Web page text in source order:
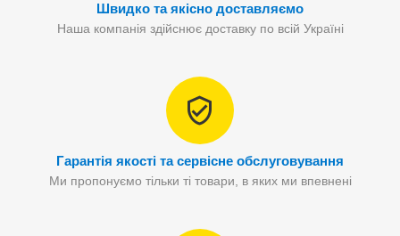
Швидко та якісно доставляємо
Наша компанія здійснює доставку по всій Україні
Гарантія якості та сервісне обслуговування
Ми пропонуємо тільки ті товари, в яких ми впевнені